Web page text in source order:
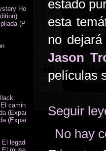
estado
esta
no
Jason
películas
Seguir
No hay
Horror Adventure RPG
(PDF)
camino a Carcosa - Exp.
(Expansión de campaña)
(Expansión de investigadores)
legado de Dunwich expansión